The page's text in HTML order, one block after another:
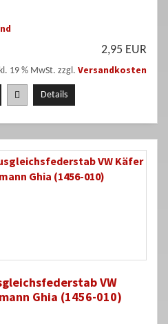
2,95 EUR
19 % MwSt. zzgl. Versandkosten
Details
VW
Ghia (1456-010)